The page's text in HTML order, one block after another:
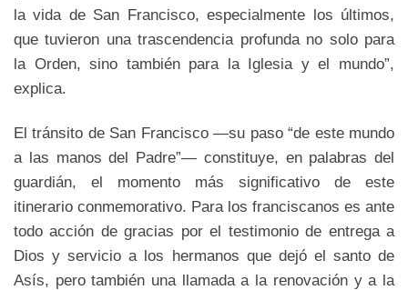
la vida de San Francisco, especialmente los últimos,
que tuvieron una trascendencia profunda no solo para
la Orden, sino también para la Iglesia y el mundo”,
explica.
El tránsito de San Francisco —su paso “de este mundo
a las manos del Padre”— constituye, en palabras del
guardián, el momento más significativo de este
itinerario conmemorativo. Para los franciscanos es ante
todo acción de gracias por el testimonio de entrega a
Dios y servicio a los hermanos que dejó el santo de
Asís, pero también una llamada a la renovación y a la